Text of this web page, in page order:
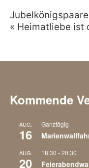
« Heimatliebe ist
Kommende
AUG.
16
Ganztägig
AUG.
20
18:30 -20:30